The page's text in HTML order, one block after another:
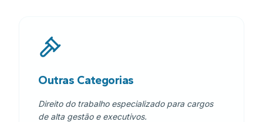
Outras Categorias
Direito do trabalho especializado para cargos
de alta gestão e executivos.